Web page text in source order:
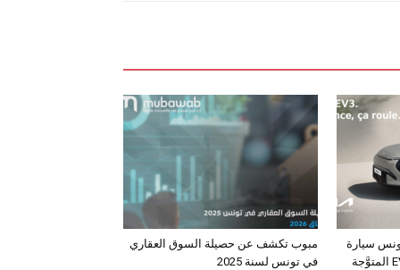
مبوب تكشف عن حصيلة السوق العقاري
في تونس لسنة 2025
سيارة
الـدفع الرباعي الكهربائي EV3 المتوَّجة